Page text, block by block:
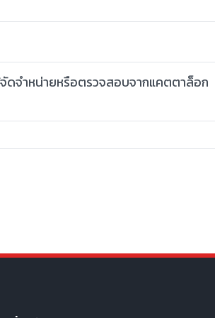
ดจำหน่ายหรือตรวจสอบจากแคตตาล็อก